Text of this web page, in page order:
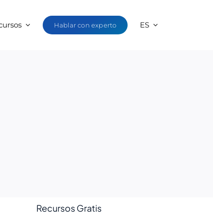
Hablar con experto ES
Recursos Gratis